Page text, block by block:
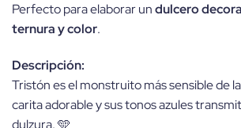
Perfecto para elaborar undulcero
ternura y color.
Descripción:
Tristón es el monstruito más sensible de
carita adorable y sus tonos azules
dulzura. 🩵